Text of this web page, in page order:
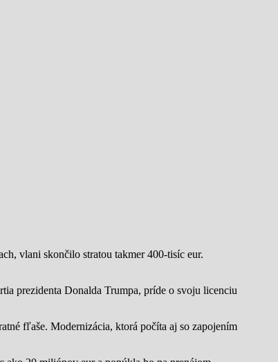
vlani skončilo stratou takmer 400-tisíc eur.
prezidenta Donalda Trumpa, príde o svoju licenciu
fľaše. Modernizácia, ktorá počíta aj so zapojením